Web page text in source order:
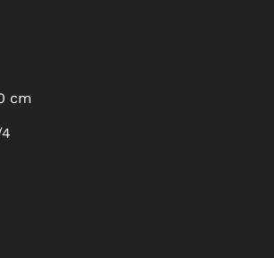
cm